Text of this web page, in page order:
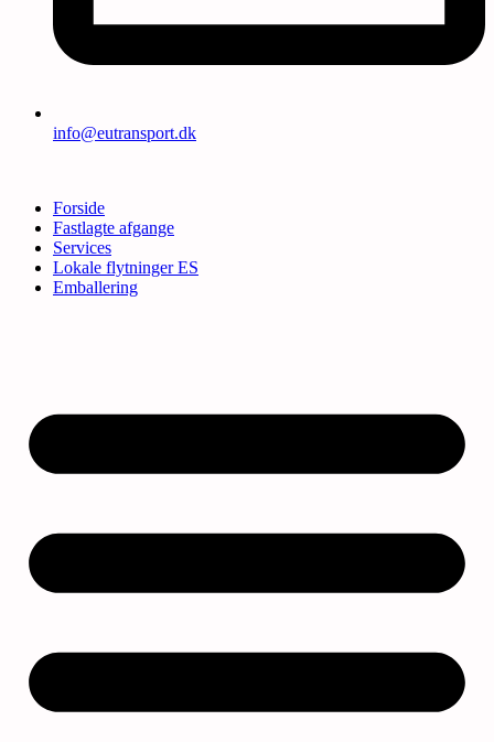
info@eutransport.dk
Forside
Fastlagte afgange
Services
Lokale flytninger ES
Emballering